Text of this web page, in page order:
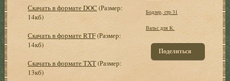
Скачать в формате DOC (Размер:
14кб)
Скачать в формате RTF(Размер:
14кб)
Скачать в формате TXT(Размер:
13кб)
Бодлер, стр 31
Вальс для К.
Поделиться